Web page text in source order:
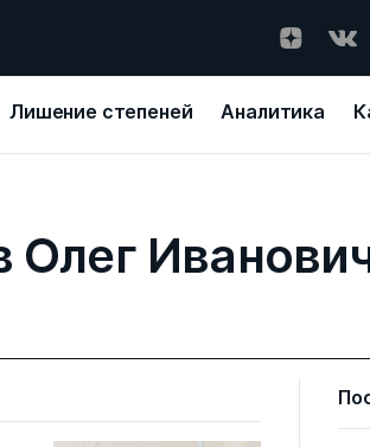
Лишение степеней Аналитика
Олег